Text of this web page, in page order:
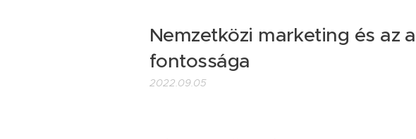
Nemzetközi marketing és az
fontossága
2022.09.05